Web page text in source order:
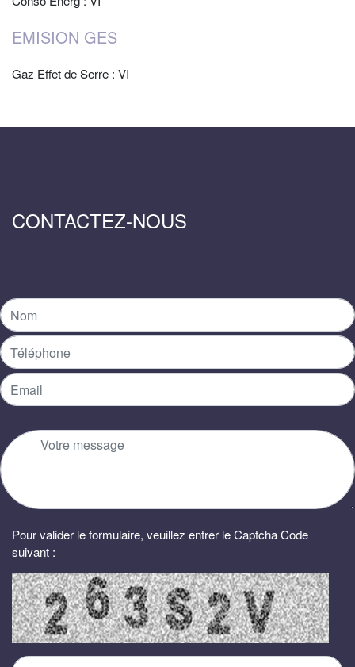
EMISION GES
Gaz Effet de Serre : VI
CONTACTEZ-NOUS
Pour valider le formulaire, veuillez entrer le Captcha Code
suivant :